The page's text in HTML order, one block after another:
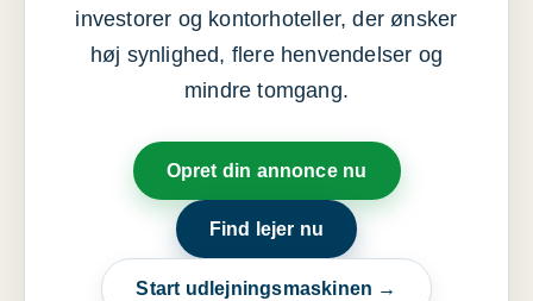
investorer og kontorhoteller, der ønsker
høj synlighed, flere henvendelser og
mindre tomgang.
Opret din annonce nu
Find lejer nu
Start udlejningsmaskinen →